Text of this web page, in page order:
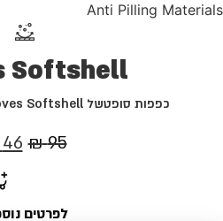
Anti Pilling Materials
Softshell
כפפות סופטשל Gloves Softshell - עמידות רוח ומים
95
₪
46
לפרטים